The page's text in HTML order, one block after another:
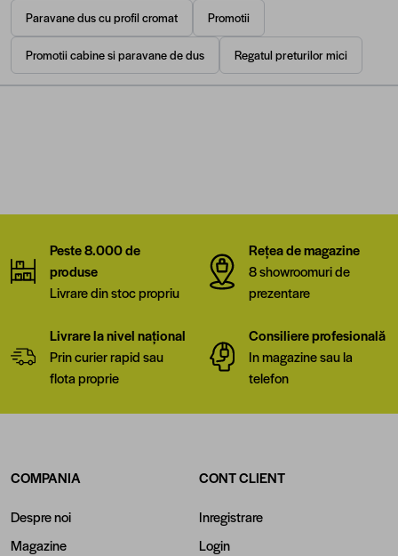
Paravane dus cu profil cromat Promotii
Promotii cabine si paravane de dus Regatul preturilor mici
Peste 8.000 de
produse
Livrare din stoc propriu
Rețea de magazine
8 showroomuri de
prezentare
Livrare la nivel național
Prin curier rapid sau
flota proprie
Consiliere profesională
In magazine sau la
telefon
COMPANIA
Despre noi
Magazine
CONT CLIENT
Inregistrare
Login